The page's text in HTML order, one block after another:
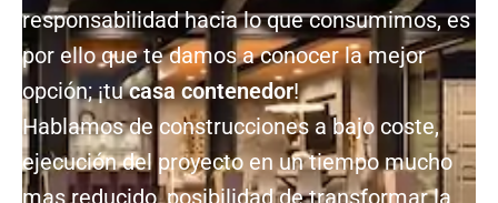
responsabilidad hacia lo que consumimos, es
por ello que te damos a conocer la mejor
opción; ¡tucasa contenedor!
Hablamos de construcciones a bajo coste,
ejecución del proyecto en un tiempo mucho
mas reducido, posibilidad de transformar la